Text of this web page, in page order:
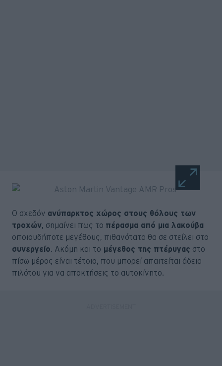
Ο σχεδόν ανύπαρκτος χώρος στους θόλους των
τροχών, σημαίνει πως το πέρασμα από μια λακούβα
οποιουδήποτε μεγέθους, πιθανότατα θα σε στείλει στο
συνεργείο. Ακόμη και το μέγεθος της πτέρυγας στο
πίσω μέρος είναι τέτοιο, που μπορεί απαιτείται άδεια
πιλότου για να αποκτήσεις το αυτοκίνητο.